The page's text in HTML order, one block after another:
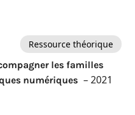
Ressource théorique
les familles
numériques – 2021